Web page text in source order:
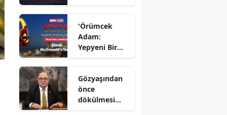
onayladı
'Örümcek
Adam:
Yepyeni Bir
şimdi
McDonald’s
Türkiye’de
Gözyaşından
önce
dökülmesi